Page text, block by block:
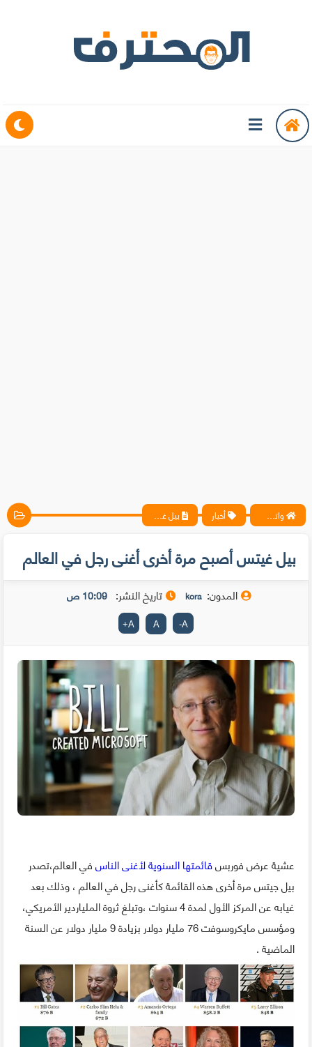
واتس آب ، فيسبوك ، أنترنت ، شروحات تقنية حصرية - المحترف أخبار بيل غيتس أصبح مرة أخرى أغنى رجل في العالم
بيل غيتس أصبح مرة أخرى أغنى رجل في العالم
المدون: kora تاريخ النشر: 10:09 ص
A
-
A
A
+
عشية عرض فوربسقائمتها السنوية لأغنى الناسفي العالم،تصدر
بيل جيتس مرة أخرى هذه القائمة كأغنى رجل في العالم ، وذلك بعد
غيابه عن المركز الأول لمدة 4 سنوات ،وتبلغ ثروة الملياردير الأمريكي،
ومؤسس مايكروسوفت 76 مليار دولار بزيادة 9 مليار دولار عن السنة
الماضية .